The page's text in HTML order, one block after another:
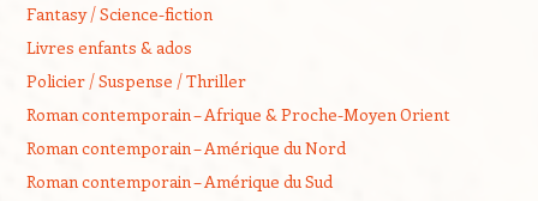
Fantasy / Science-fiction
Livres enfants & ados
Policier / Suspense / Thriller
Roman contemporain – Afrique & Proche-Moyen Orient
Roman contemporain – Amérique du Nord
Roman contemporain – Amérique du Sud